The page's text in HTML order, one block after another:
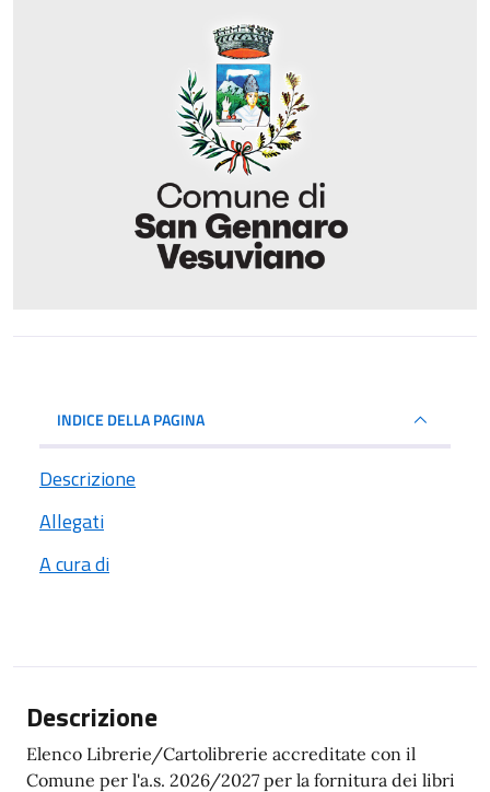
INDICE DELLA PAGINA
Descrizione
Allegati
A cura di
Descrizione
Elenco Librerie/Cartolibrerie accreditate con il
Comune per l'a.s. 2026/2027 per la fornitura dei libri